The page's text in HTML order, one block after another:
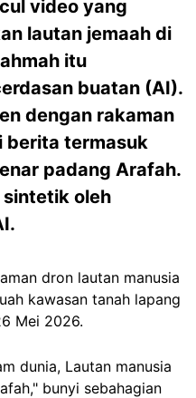
video yang
lautan jemaah di
itu
buatan (AI).
dengan rakaman
berita termasuk
padang Arafah.
sintetik oleh
dron lautan manusia
kawasan tanah lapang
Mei 2026.
dunia, Lautan manusia
bunyi sebahagian